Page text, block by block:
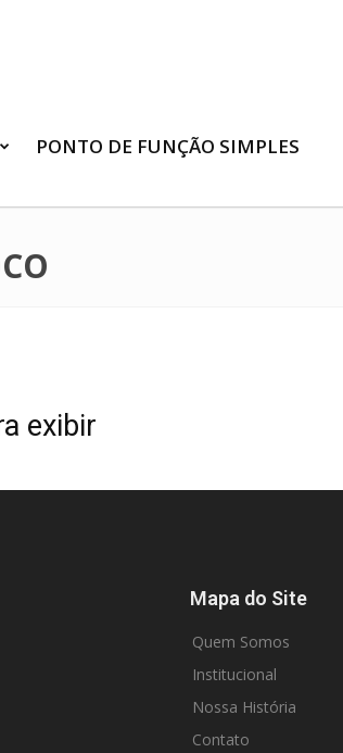
PONTO DE FUNÇÃO SIMPLES
exibir
Mapa do Site
Quem Somos
Institucional
Nossa História
Contato